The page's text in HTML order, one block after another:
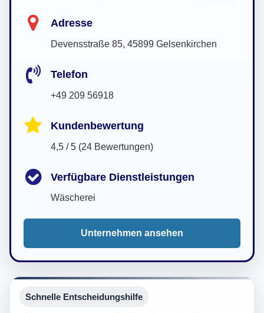
Adresse
Devensstraße 85, 45899 Gelsenkirchen
Telefon
+49 209 56918
Kundenbewertung
4,5 / 5 (24 Bewertungen)
Verfügbare Dienstleistungen
Wäscherei
Unternehmen ansehen
Schnelle Entscheidungshilfe